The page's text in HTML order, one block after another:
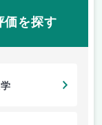
価を探す